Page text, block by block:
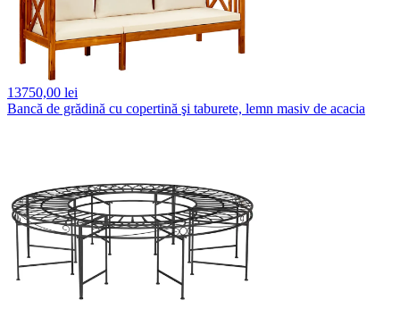
13750,00 lei
Bancă de grădină cu copertină şi taburete, lemn masiv de acacia